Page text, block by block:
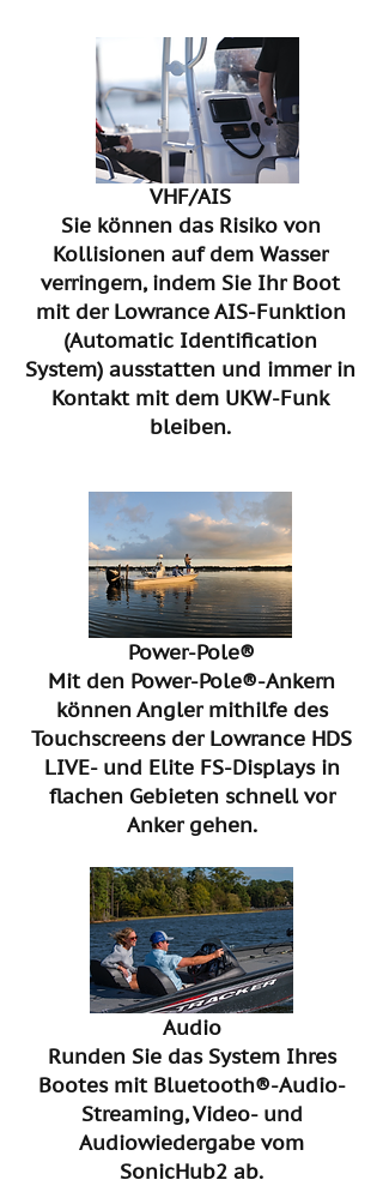
VHF/AIS
Sie können das Risiko von
Kollisionen auf dem Wasser
verringern, indem Sie Ihr Boot
mit der Lowrance AIS-Funktion
(Automatic Identification
System) ausstatten und immer in
Kontakt mit dem UKW-Funk
bleiben.
Power-Pole®
Mit den Power-Pole®-Ankern
können Angler mithilfe des
Touchscreens der Lowrance HDS
LIVE- und Elite FS-Displays in
flachen Gebieten schnell vor
Anker gehen.
Audio
Runden Sie das System Ihres
Bootes mit Bluetooth®-Audio-
Streaming, Video- und
Audiowiedergabe vom
SonicHub2 ab.